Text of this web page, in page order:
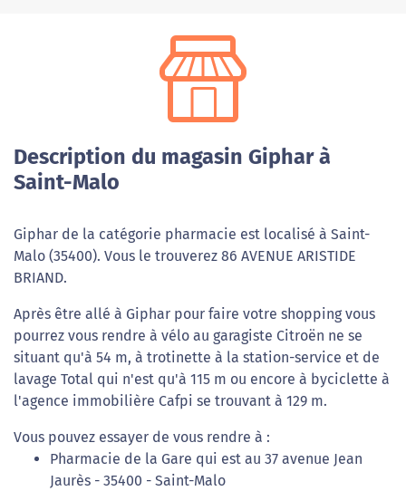
Description du magasin Giphar à
Saint-Malo
Giphar de la catégorie pharmacie est localisé à Saint-
Malo (35400). Vous le trouverez 86 AVENUE ARISTIDE
BRIAND.
Après être allé à Giphar pour faire votre shopping vous
pourrez vous rendre à vélo au garagiste Citroën ne se
situant qu'à 54 m, à trotinette à la station-service et de
lavage Total qui n'est qu'à 115 m ou encore à byciclette à
l'agence immobilière Cafpi se trouvant à 129 m.
Vous pouvez essayer de vous rendre à :
Pharmacie de la Gare qui est au 37 avenue Jean
Jaurès - 35400 - Saint-Malo